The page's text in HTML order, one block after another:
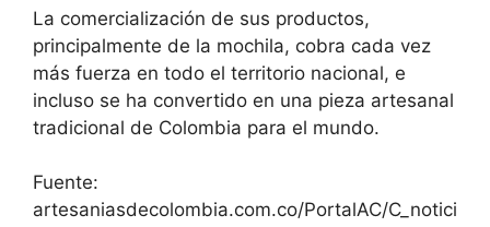
La comercialización de sus productos,
principalmente de la mochila, cobra cada vez
más fuerza en todo el territorio nacional, e
incluso se ha convertido en una pieza artesanal
tradicional de Colombia para el mundo.
Fuente:
artesaniasdecolombia.com.co/PortalAC/C_notici